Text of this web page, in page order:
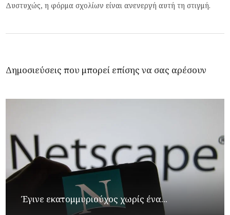
Δυστυχώς, η φόρμα σχολίων είναι ανενεργή αυτή τη στιγμή.
Δημοσιεύσεις που μπορεί επίσης να σας αρέσουν
Έγινε εκατομμυριούχος χωρίς ένα...